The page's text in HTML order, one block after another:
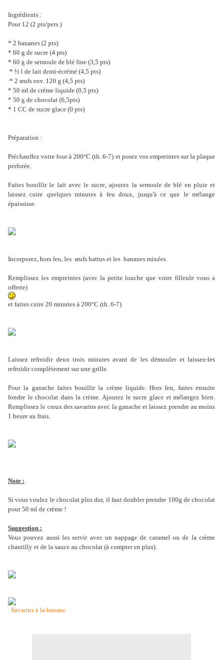
Ingrédients :
Pour 12 (2 pts/pers.)
* 2 bananes (2 pts)
* 60 g de sucre (4 pts)
* 60 g de semoule de blé fine (3,5 pts)
* ½ l de lait demi-écrémé (4,5 pts)
* 2 œufs env. 120 g (4,5 pts)
* 50 ml de crème liquide (0,5 pts)
* 50 g de chocolat (6,5pts)
* 1 CC de sucre glace (0 pts)
Préparation :
Préchauffez votre four à 200°C (th. 6-7) et posez vos empreintes sur la plaque
perforée.
Faites bouillir le lait avec le sucre, ajoutez la semoule de blé en pluie et
laissez cuire quelques minutes à feu doux, jusqu'à ce que le mélange
épaississe.
Incorporez, hors feu, les œufs battus et les bananes mixées.
Remplissez les empreintes (avec la petite louche que votre filleule vous a
offerte)
et faites cuire 20 minutes à 200°C (th. 6-7)
Laissez refroidir deux trois minutes avant de les démouler et laissez-les
refroidir complètement sur une grille.
Pour la ganache faites bouillir la crème liquide. Hors feu, faites ensuite
fondre le chocolat dans la crème. Ajoutez le sucre glace et mélangez bien.
Remplissez le creux des savarins avec la ganache et laissez prendre au moins
1 heure au frais.
Note :
Si vous voulez le chocolat plus dur, il faut doubler prendre 100g de chocolat
pour 50 ml de crème !
Suggestion :
Vous pouvez aussi les servir avec un nappage de caramel ou de la crème
chantilly et de la sauce au chocolat (à compter en plus).
Savarins à la banane